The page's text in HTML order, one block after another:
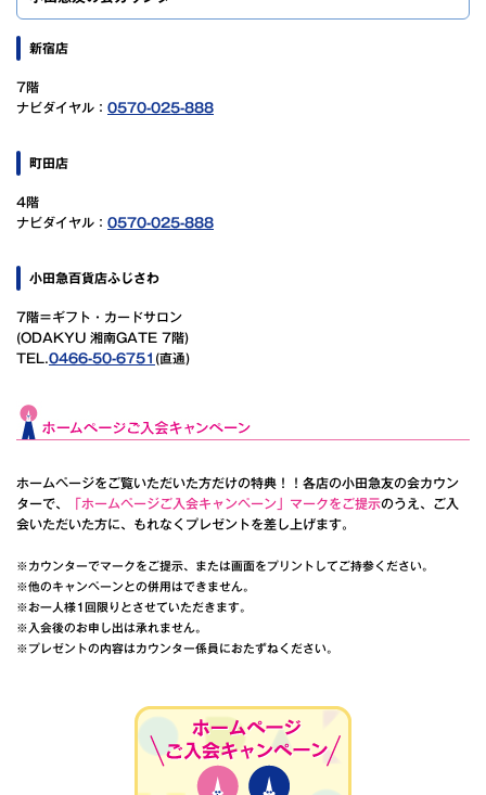
新宿店
7階
ナビダイヤル： 0570-025-888
町田店
4階
ナビダイヤル： 0570-025-888
小田急百貨店ふじさわ
7階＝ギフト・カードサロン
(ODAKYU 湘南GATE 7階)
TEL. 0466-50-6751 (直通)
ホームページをご覧いただいた方だけの特典！！各店の小田急友の会カウン
ターで、
「ホームページご入会キャンペーン」マークをご提示のうえ、ご入
会いただいた方に、もれなくプレゼントを差し上げます。
※カウンターでマークをご提示、または画面をプリントしてご持参ください。
※他のキャンペーンとの併用はできません。
※お一人様1回限りとさせていただきます。
※入会後のお申し出は承れません。
※プレゼントの内容はカウンター係員におたずねください。